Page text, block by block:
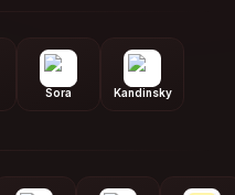
Sora Kandinsky